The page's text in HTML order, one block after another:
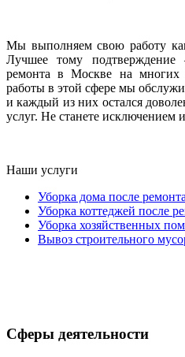
Мы выполняем свою работу
Лучшее тому
ремонта в Москве на
работы в этой сфере мы
и каждый из них остался
услуг. Не станете исключением
Наши услуги
Уборка дома после ремонта
Уборка коттеджей после
Уборка хозяйственных
Вывоз строительного
Сферы деятельности